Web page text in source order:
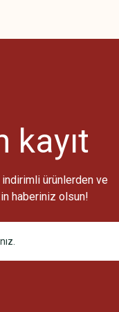
alternatifler olmalı.
kayıt
ürünlerden ve
haberiniz olsun!